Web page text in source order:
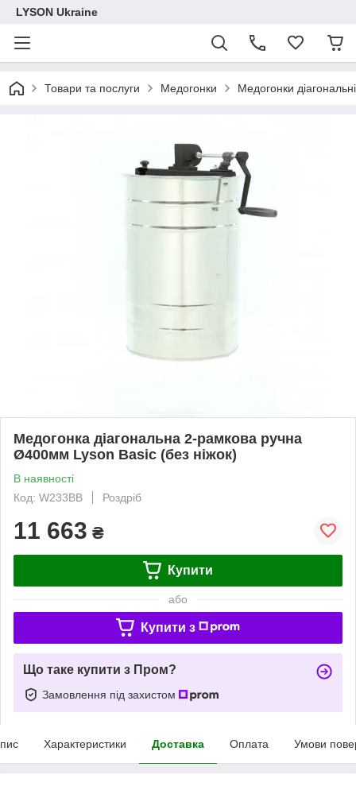
LYSON Ukraine
Товари та послуги Медогонки Медогонки діагональні
Медогонка діагональна 2-рамкова ручна
Ø400мм Lyson Basic (без ніжок)
В наявності
Код: W233BB
Роздріб
11 663 ₴
Купити
або
Купити з
Що таке купити з Пром?
Замовлення під захистом
Характеристики Доставка Оплата Умови